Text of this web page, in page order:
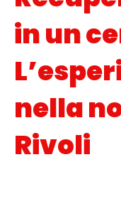
in un
nella
Rivoli